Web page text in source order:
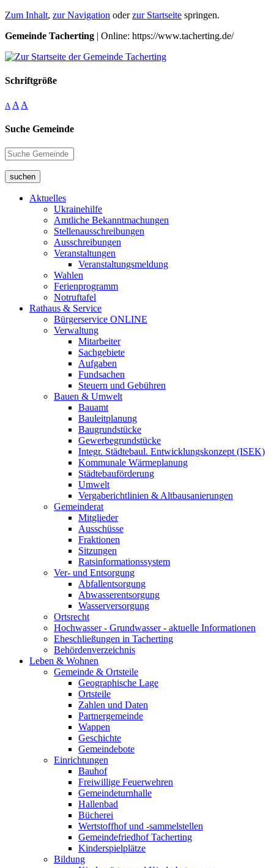
Zum Inhalt, zur Navigation oderzur Startseite springen.
Gemeinde Tacherting | Online: https://www.tacherting.de/
Schriftgröße
A A A
Suche Gemeinde
suchen
Aktuelles
Ukrainehilfe
Amtliche Bekanntmachungen
Stellenausschreibungen
Ausschreibungen
Veranstaltungen
Veranstaltungsmeldung
Wahlen
Ferienprogramm
Notruftafel
Rathaus & Service
Bürgerservice ONLINE
Verwaltung
Mitarbeiter
Sachgebiete
Aufgaben
Fundsachen
Steuern und Gebühren
Bauen & Umwelt
Bauamt
Bauleitplanung
Baugrundstücke
Gewerbegrundstücke
Integr. Städtebaul. Entwicklungskonzept (ISEK)
Kommunale Wärmeplanung
Städtebauförderung
Umwelt
Vergaberichtlinien & Altbausanierungen
Gemeinderat
Mitglieder
Ausschüsse
Fraktionen
Sitzungen
Ratsinformationssystem
Ver- und Entsorgung
Abfallentsorgung
Abwasserentsorgung
Wasserversorgung
Ortsrecht
Hochwasser - Grundwasser - aktuelle Informationen
Eheschließungen in Tacherting
Behördenverzeichnis
Leben & Wohnen
Gemeinde & Ortsteile
Geographische Lage
Ortsteile
Zahlen und Daten
Partnergemeinde
Wappen
Geschichte
Gemeindebote
Einrichtungen
Bauhof
Freiwillige Feuerwehren
Gemeindeturnhalle
Hallenbad
Bücherei
Wertstoffhof und -sammelstellen
Gemeindefriedhof Tacherting
Kinderspielplätze
Bildung